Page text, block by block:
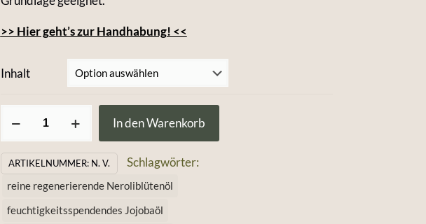
>> Hier geht’s zur Handhabung! <<
Inhalt
reines
Jojobaöl
Neroliblüten
In den Warenkorb
ARTIKELNUMMER: N. V. Schlagwörter:
reine regenerierende Neroliblütenöl
feuchtigkeitsspendendes Jojobaöl